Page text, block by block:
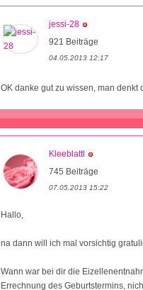
jessi-28
921 Beiträge
04.05.2013 12:17
OK danke gut zu wissen, man denkt
Kleeblattl
745 Beiträge
07.05.2013 15:22
Hallo,
na dann will ich mal vorsichtig
Wann war bei dir die
Errechnung des Geburtstermins,